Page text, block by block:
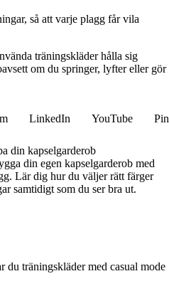
så att varje plagg får vila
träningskläder hålla sig
om du springer, lyfter eller gör
LinkedIn YouTube
din kapselgarderob
din egen kapselgarderob med
Lär dig hur du väljer rätt färger
samtidigt som du ser bra ut.
du träningskläder med casual mode